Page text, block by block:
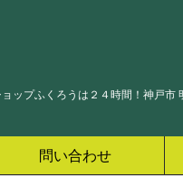
ップふくろうは２４時間！神戸市
問い合わせ